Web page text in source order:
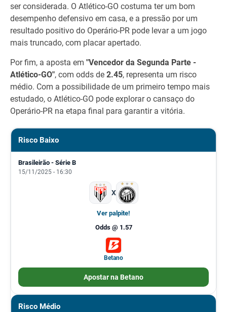
ser considerada. O Atlético-GO costuma ter um bom
desempenho defensivo em casa, e a pressão por um
resultado positivo do Operário-PR pode levar a um jogo
mais truncado, com placar apertado.
Por fim, a aposta em "Vencedor da Segunda Parte -
Atlético-GO", com odds de 2.45, representa um risco
médio. Com a possibilidade de um primeiro tempo mais
estudado, o Atlético-GO pode explorar o cansaço do
Operário-PR na etapa final para garantir a vitória.
Risco Baixo
Brasileirão - Série B
15/11/2025 - 16:30
X
Ver palpite!
Odds @ 1.57
Betano
Apostar na Betano
Risco Médio